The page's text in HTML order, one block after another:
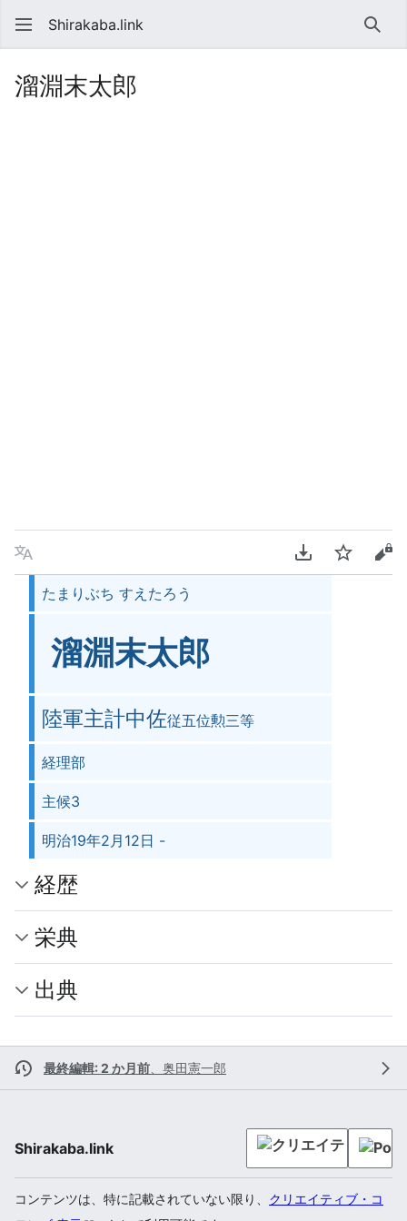
Shirakaba.link 検索
溜淵末太郎
言語 PDFをダウンロ
ウォッチソ
たまりぶち すえたろう
溜淵末太郎
陸軍主計中佐従五位勲三等
経理部
主候3
明治19年2月12日 -
経歴
栄典
出典
最終編輯: 2 か月前 奥田憲一郎
Shirakaba.link
コンテンツは、特に記載されていない限り、 クリエイティブ・コ